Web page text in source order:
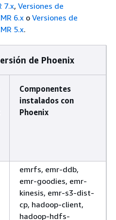
7.x, Versiones de
6.x o Versiones de
5.x.
de Phoenix
Componentes
instalados con
Phoenix
emrfs, emr-ddb,
emr-goodies, emr-
kinesis, emr-s3-dist-
cp, hadoop-client,
hadoop-hdfs-